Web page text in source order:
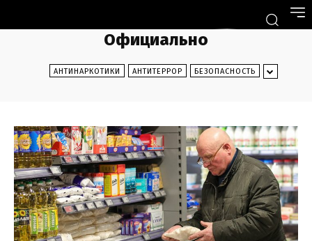
Официально
АНТИНАРКОТИКИ АНТИТЕРРОР БЕЗОПАСНОСТЬ